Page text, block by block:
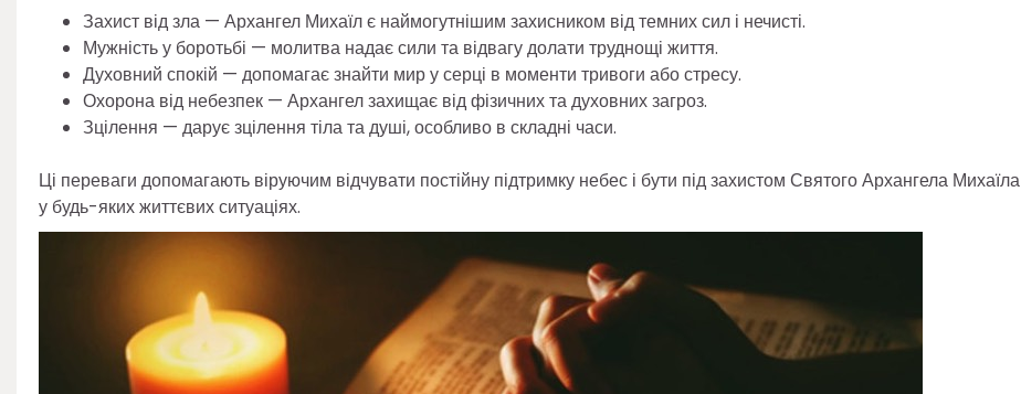
Захист від зла — Архангел Михаїл є наймогутнішим захисником від темних сил і нечисті.
Мужність у боротьбі — молитва надає сили та відвагу долати труднощі життя.
Духовний спокій — допомагає знайти мир у серці в моменти тривоги або стресу.
Охорона від небезпек — Архангел захищає від фізичних та духовних загроз.
Зцілення — дарує зцілення тіла та душі, особливо в складні часи.
Ці переваги допомагають віруючим відчувати постійну підтримку небес і бути під захистом Святого Архангела Михаїла
у будь-яких життєвих ситуаціях.